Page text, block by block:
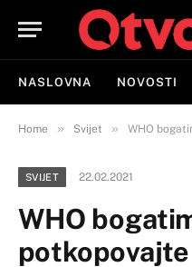
NASLOVNA NOVOSTI
Home » Svijet » WHO bogatim
SVIJET 22.02.2021
WHO
potkopovajte